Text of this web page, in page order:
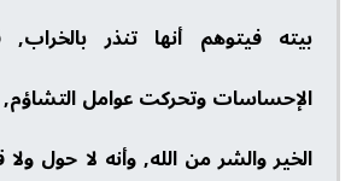
بيته فيتوهم أنها تنذر
الإحساسات وتحركت عوامل التشاؤم,
الخير والشر من الله, وأنه لا حول ولا